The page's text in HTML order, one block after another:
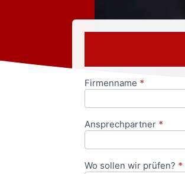
Anfrageformular
Firmenname *
Ansprechpartner *
Wo sollen wir prüfen? *